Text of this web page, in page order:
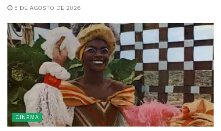
5 DE AGOSTO DE 2026
CINEMA